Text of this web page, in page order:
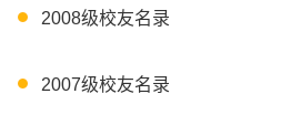
2008级校友名录
2007级校友名录